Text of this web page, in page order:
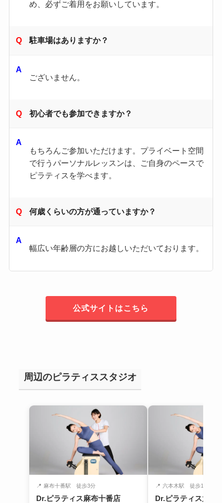
め、必ずご着用をお願いしています。
駐車場はありますか？
ございません。
初心者でも参加できますか？
もちろんご参加いただけます。プライベート空間
で行うパーソナルレッスンは、ご自身のペースで
ピラティスを学べます。
何歳くらいの方が通っていますか？
幅広い年齢層の方にお越しいただいております。
公式サイトはこちら
周辺のピラティススタジオ
📍 麻布十番駅 徒歩3分
Dr.ピラティス麻布十番店
📍 六本木駅 徒歩1分
Dr.ピラティス六本